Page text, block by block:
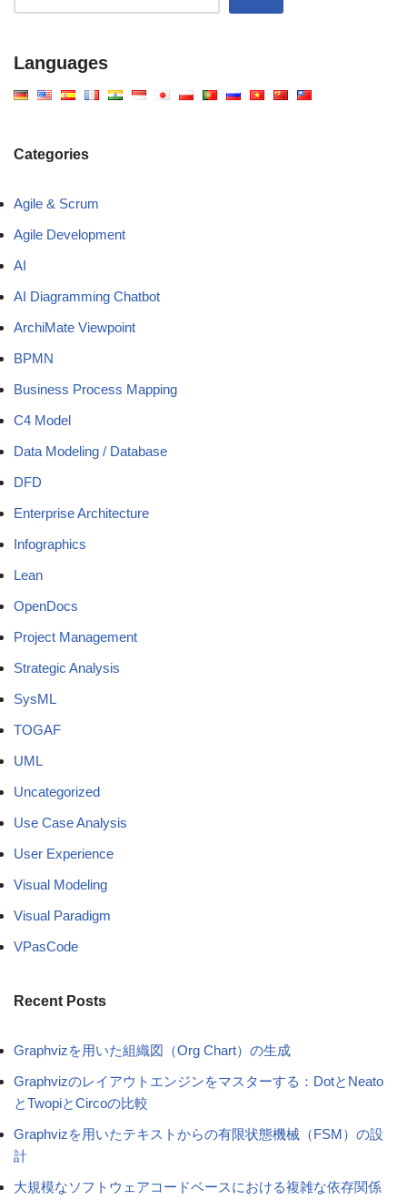
Languages
Categories
Agile & Scrum
Agile Development
AI
AI Diagramming Chatbot
ArchiMate Viewpoint
BPMN
Business Process Mapping
C4 Model
Data Modeling / Database
DFD
Enterprise Architecture
Infographics
Lean
OpenDocs
Project Management
Strategic Analysis
SysML
TOGAF
UML
Uncategorized
Use Case Analysis
User Experience
Visual Modeling
Visual Paradigm
VPasCode
Recent Posts
Graphvizを用いた組織図（Org Chart）の生成
Graphvizのレイアウトエンジンをマスターする：DotとNeato
とTwopiとCircoの比較
Graphvizを用いたテキストからの有限状態機械（FSM）の設
計
大規模なソフトウェアコードベースにおける複雑な依存関係